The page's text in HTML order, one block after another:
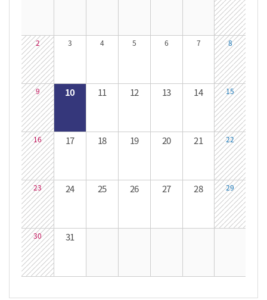
2 3 4 5 6 7 8
9 10 11 12 13 14 15
16 17 18 19 20 21 22
23 24 25 26 27 28 29
30 31